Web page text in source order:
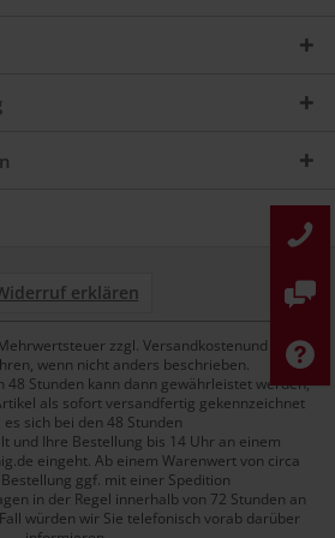
erklären
zzgl. Versandkostenund ggf.
wenn nicht anders beschrieben.
48 Stunden kann dann gewährleistet werden,
als sofort versandfertig gekennzeichnet
es sich bei den 48 Stunden
und Ihre Bestellung bis 14 Uhr an einem
eingeht. Ab einem Warenwert von circa
ggf. mit einer Spedition
in der Regel innerhalb von 72 Stunden an
würden wir Sie telefonisch vorab darüber